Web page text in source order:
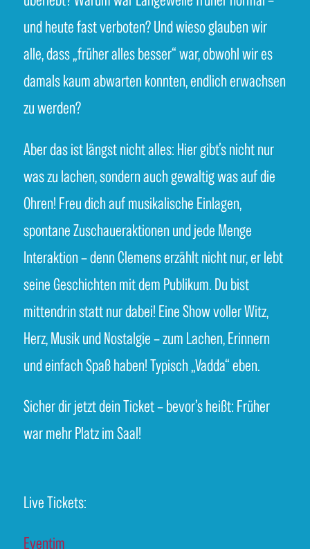
und heute fast verboten? Und wieso glauben wir
alle, dass „früher alles besser“ war, obwohl wir es
damals kaum abwarten konnten, endlich erwachsen
zu werden?
Aber das ist längst nicht alles: Hier gibt’s nicht nur
was zu lachen, sondern auch gewaltig was auf die
Ohren! Freu dich auf musikalische Einlagen,
spontane Zuschaueraktionen und jede Menge
Interaktion – denn Clemens erzählt nicht nur, er lebt
seine Geschichten mit dem Publikum. Du bist
mittendrin statt nur dabei! Eine Show voller Witz,
Herz, Musik und Nostalgie – zum Lachen, Erinnern
und einfach Spaß haben! Typisch „Vadda“ eben.
Sicher dir jetzt dein Ticket – bevor’s heißt: Früher
war mehr Platz im Saal!
Live Tickets:
Eventim